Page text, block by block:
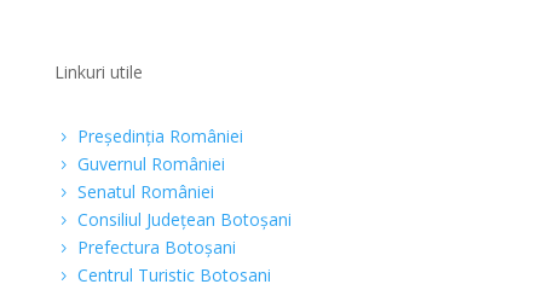
Linkuri utile
5 Preşedinţia României
5 Guvernul României
5 Senatul României
5 Consiliul Judeţean Botoşani
5 Prefectura Botoşani
5 Centrul Turistic Botosani